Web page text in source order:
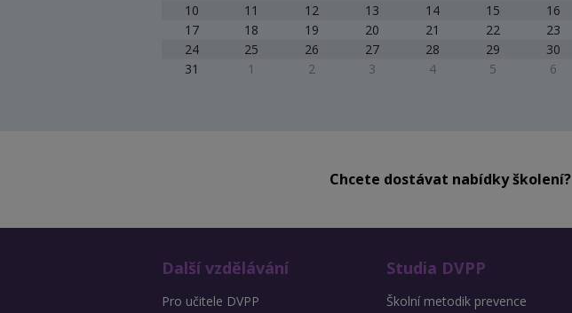
10
11 12 13 14 15
16
17
18 19 20 21 22
23
24
25 26 27 28 29
30
31
1 2 3 4 5 6
Chcete dostávat nabídky školení?
Další vzdělávání
Pro učitele DVPP
Studia DVPP
Školní metodik prevence